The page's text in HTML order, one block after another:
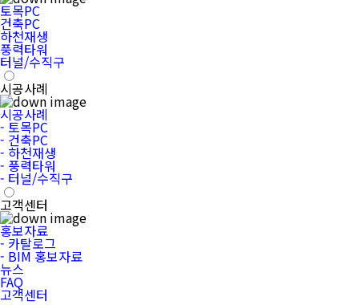
토목PC
건축PC
하천재생
풍력타워
터널/수직구
시공사례
시공사례
- 토목PC
- 건축PC
- 하천재생
- 풍력타워
- 터널/수직구
고객센터
홍보자료
- 카탈로그
- BIM 홍보자료
뉴스
FAQ
고객센터